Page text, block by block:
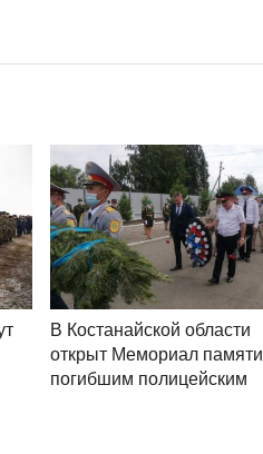
В Костанайской области
открыт Мемориал памяти
погибшим полицейским